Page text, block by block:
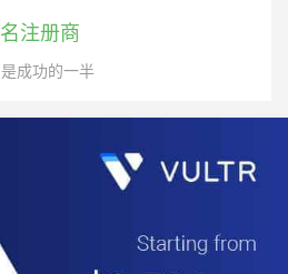
注册商
成功的一半